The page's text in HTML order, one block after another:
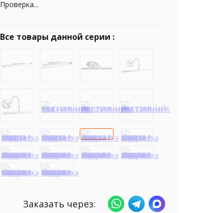
Проверка...
Все товары данной серии :
Заказать через: